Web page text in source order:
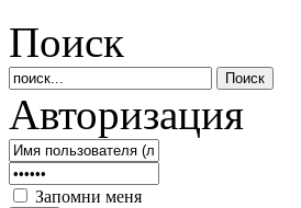
Поиск
Авторизация
Запомни меня